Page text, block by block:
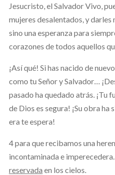
Jesucristo, el Salvador Vivo,
mujeres desalentados, y darles
sino una esperanza para
corazones de todos aquellos
¡Así qué! Si has nacido de
como tu Señor y Salvador…
pasado ha quedado atrás. ¡Tu
de Dios es segura! ¡Su obra ha
era te espera!
4 para que recibamos una
incontaminada e
reservada en los cielos.